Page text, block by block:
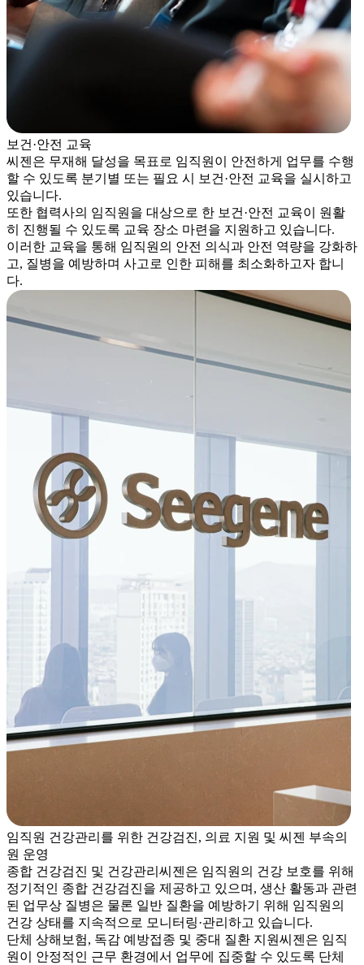
보건·안전 교육
씨젠은 무재해 달성을 목표로 임직원이 안전하게 업무를 수행
할 수 있도록 분기별 또는 필요 시 보건·안전 교육을 실시하고
있습니다.
또한 협력사의 임직원을 대상으로 한 보건·안전 교육이 원활
히 진행될 수 있도록 교육 장소 마련을 지원하고 있습니다.
이러한 교육을 통해 임직원의 안전 의식과 안전 역량을 강화하
고, 질병을 예방하며 사고로 인한 피해를 최소화하고자 합니
다.
임직원 건강관리를 위한 건강검진, 의료 지원 및 씨젠 부속의
원 운영
종합 건강검진 및 건강관리 씨젠은 임직원의 건강 보호를 위해
정기적인 종합 건강검진을 제공하고 있으며, 생산 활동과 관련
된 업무상 질병은 물론 일반 질환을 예방하기 위해 임직원의
건강 상태를 지속적으로 모니터링·관리하고 있습니다.
단체 상해보험, 독감 예방접종 및 중대 질환 지원씨젠은 임직
원이 안정적인 근무 환경에서 업무에 집중할 수 있도록 단체